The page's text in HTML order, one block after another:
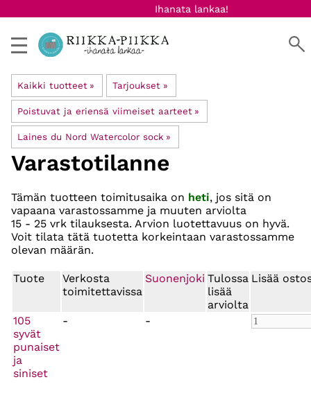
Ihanata lankaa!
Kaikki tuotteet ‪» Tarjoukset ‪»
Poistuvat ja eriensä viimeiset aarteet ‪»
Laines du Nord Watercolor sock ‪»
Varastotilanne
Tämän tuotteen toimitusaika on heti, jos sitä on
vapaana varastossamme ja muuten arviolta
15 - 25 vrk tilauksesta. Arvion luotettavuus on hyvä.
Voit tilata tätä tuotetta korkeintaan varastossamme
olevan määrän.
Tuote
Verkosta
toimitettavissa
Suonenjoki Tulossa
lisää
arviolta
Lisää
105
syvät
punaiset
ja
siniset
- -